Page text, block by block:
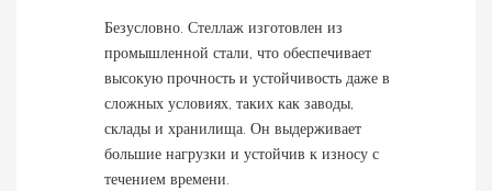
Безусловно. Стеллаж изготовлен из
промышленной стали, что обеспечивает
высокую прочность и устойчивость даже в
сложных условиях, таких как заводы,
склады и хранилища. Он выдерживает
большие нагрузки и устойчив к износу с
течением времени.